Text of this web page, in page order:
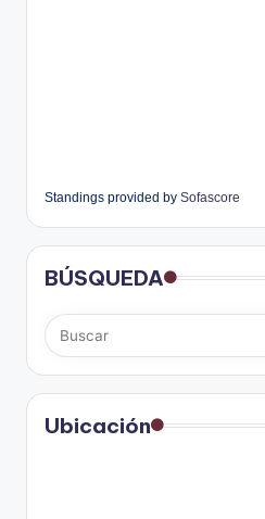
Standings provided by Sofascore
BÚSQUEDA
Ubicación